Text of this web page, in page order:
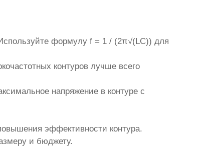
формулу f = 1 / (2π√(LC)) для
контуров лучше всего
напряжение в контуре с
эффективности контура.
и бюджету.